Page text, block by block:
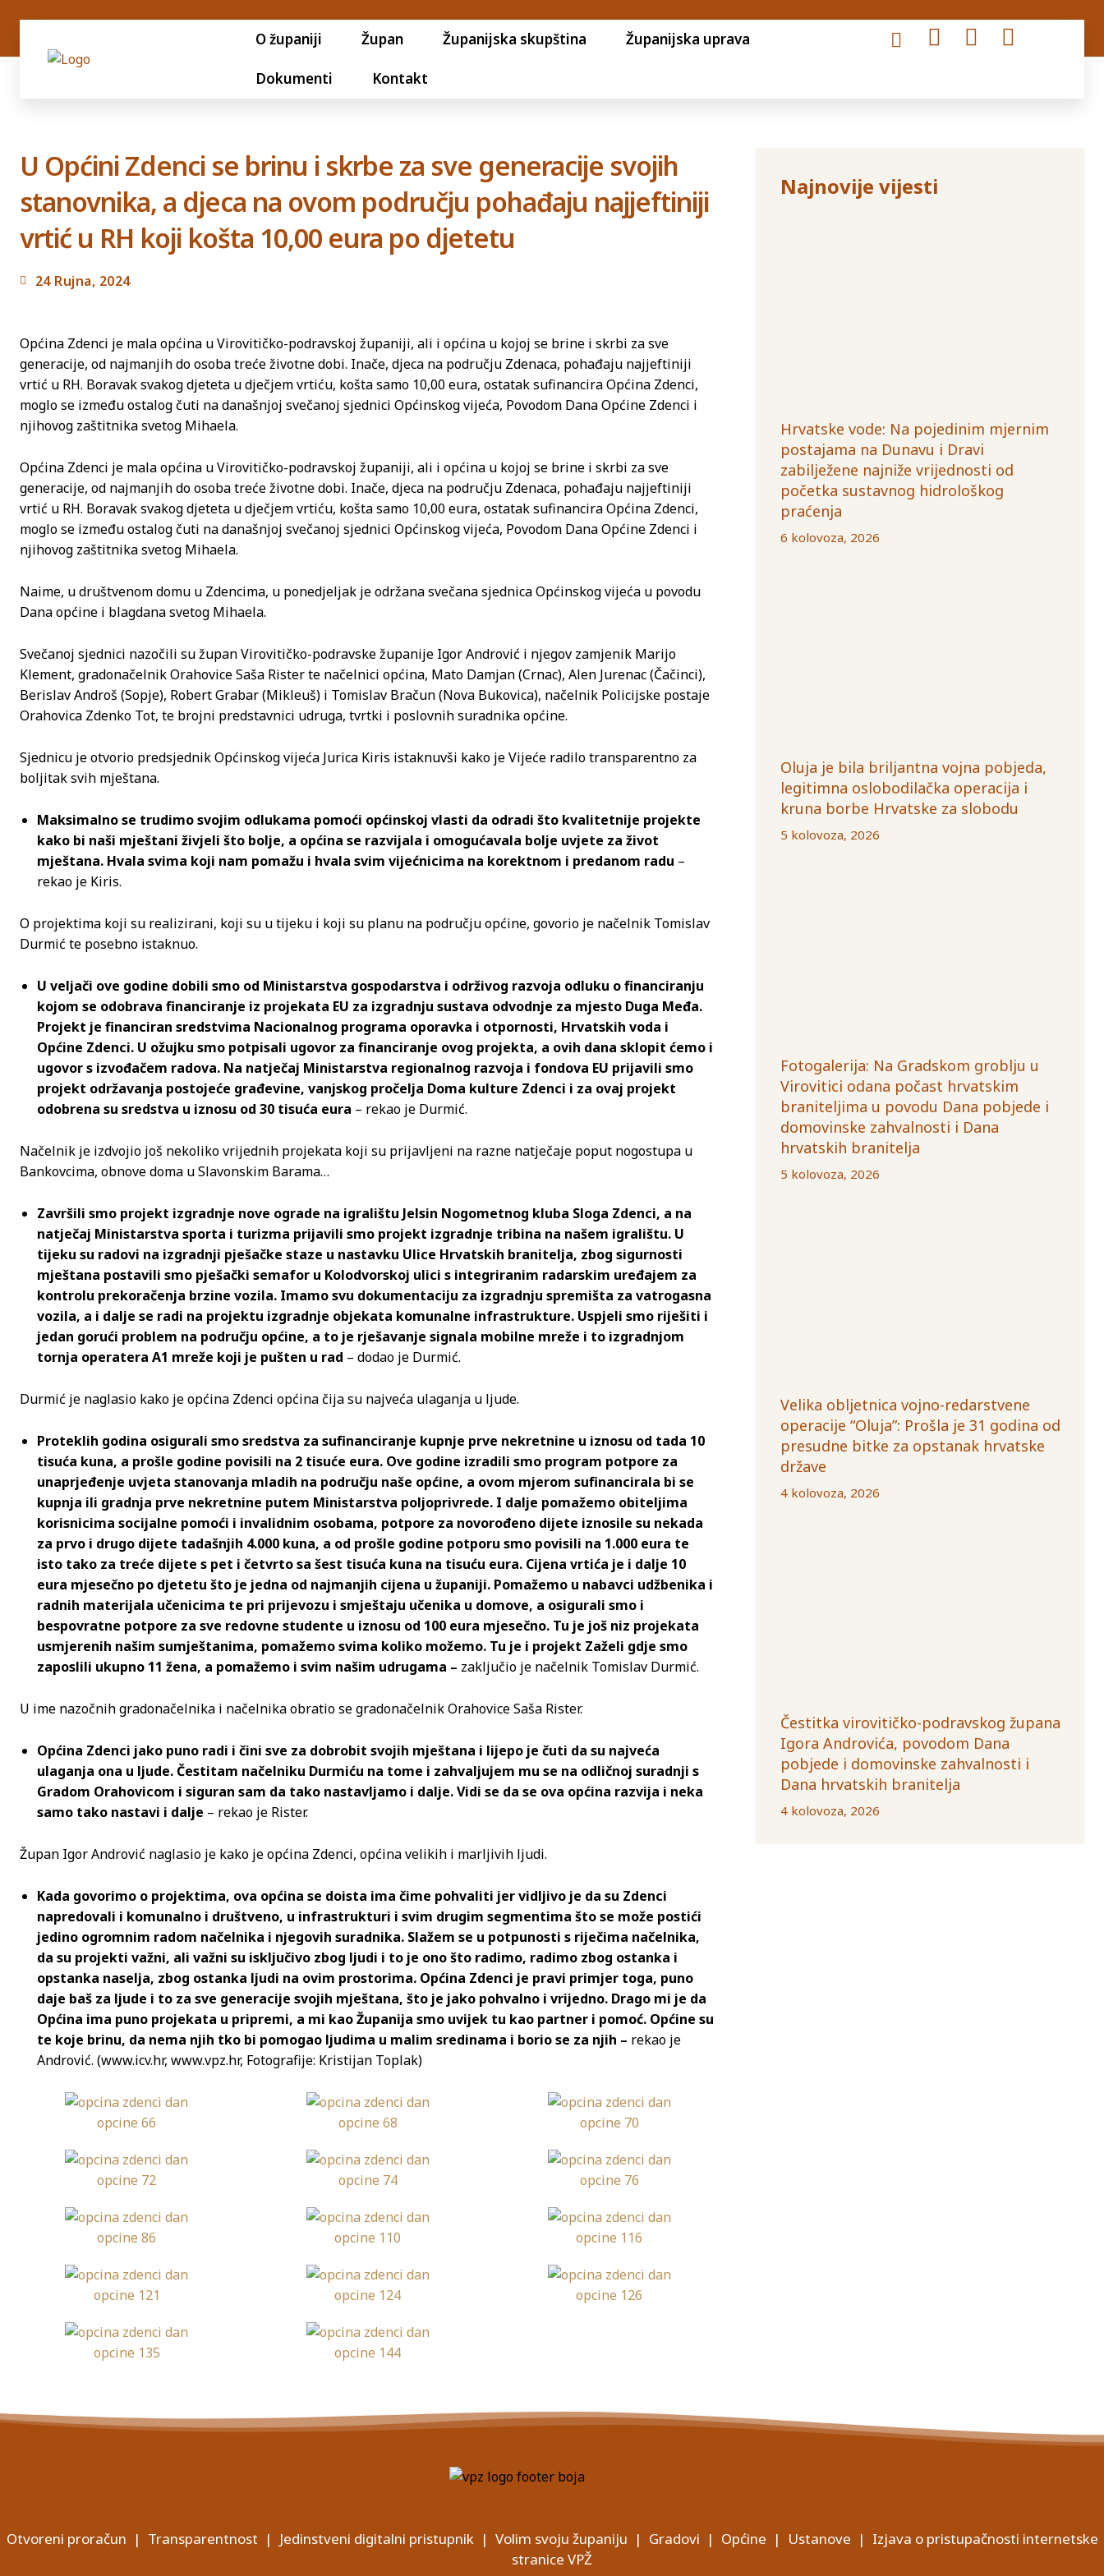
O županiji Župan Županijska skupština Županijska uprava
Dokumenti Kontakt
U Općini Zdenci se brinu i skrbe za sve generacije svojih
stanovnika, a djeca na ovom području pohađaju najjeftiniji
vrtić u RH koji košta 10,00 eura po djetetu
24 Rujna, 2024
Općina Zdenci je mala općina u Virovitičko-podravskoj županiji, ali i općina u kojoj se brine i skrbi za sve
generacije, od najmanjih do osoba treće životne dobi. Inače, djeca na području Zdenaca, pohađaju najjeftiniji
vrtić u RH. Boravak svakog djeteta u dječjem vrtiću, košta samo 10,00 eura, ostatak sufinancira Općina Zdenci,
moglo se između ostalog čuti na današnjoj svečanoj sjednici Općinskog vijeća, Povodom Dana Općine Zdenci i
njihovog zaštitnika svetog Mihaela.
Općina Zdenci je mala općina u Virovitičko-podravskoj županiji, ali i općina u kojoj se brine i skrbi za sve
generacije, od najmanjih do osoba treće životne dobi. Inače, djeca na području Zdenaca, pohađaju najjeftiniji
vrtić u RH. Boravak svakog djeteta u dječjem vrtiću, košta samo 10,00 eura, ostatak sufinancira Općina Zdenci,
moglo se između ostalog čuti na današnjoj svečanoj sjednici Općinskog vijeća, Povodom Dana Općine Zdenci i
njihovog zaštitnika svetog Mihaela.
Naime, u društvenom domu u Zdencima, u ponedjeljak je održana svečana sjednica Općinskog vijeća u povodu
Dana općine i blagdana svetog Mihaela.
Svečanoj sjednici nazočili su župan Virovitičko-podravske županije Igor Andrović i njegov zamjenik Marijo
Klement, gradonačelnik Orahovice Saša Rister te načelnici općina, Mato Damjan (Crnac), Alen Jurenac (Čačinci),
Berislav Androš (Sopje), Robert Grabar (Mikleuš) i Tomislav Bračun (Nova Bukovica), načelnik Policijske postaje
Orahovica Zdenko Tot, te brojni predstavnici udruga, tvrtki i poslovnih suradnika općine.
Sjednicu je otvorio predsjednik Općinskog vijeća Jurica Kiris istaknuvši kako je Vijeće radilo transparentno za
boljitak svih mještana.
Maksimalno se trudimo svojim odlukama pomoći općinskoj vlasti da odradi što kvalitetnije projekte
kako bi naši mještani živjeli što bolje, a općina se razvijala i omogućavala bolje uvjete za život
mještana. Hvala svima koji nam pomažu i hvala svim vijećnicima na korektnom i predanom radu –
rekao je Kiris.
O projektima koji su realizirani, koji su u tijeku i koji su planu na području općine, govorio je načelnik Tomislav
Durmić te posebno istaknuo.
U veljači ove godine dobili smo od Ministarstva gospodarstva i održivog razvoja odluku o financiranju
kojom se odobrava financiranje iz projekata EU za izgradnju sustava odvodnje za mjesto Duga Međa.
Projekt je financiran sredstvima Nacionalnog programa oporavka i otpornosti, Hrvatskih voda i
Općine Zdenci. U ožujku smo potpisali ugovor za financiranje ovog projekta, a ovih dana sklopit ćemo i
ugovor s izvođačem radova. Na natječaj Ministarstva regionalnog razvoja i fondova EU prijavili smo
projekt održavanja postojeće građevine, vanjskog pročelja Doma kulture Zdenci i za ovaj projekt
odobrena su sredstva u iznosu od 30 tisuća eura – rekao je Durmić.
Načelnik je izdvojio još nekoliko vrijednih projekata koji su prijavljeni na razne natječaje poput nogostupa u
Bankovcima, obnove doma u Slavonskim Barama…
Završili smo projekt izgradnje nove ograde na igralištu Jelsin Nogometnog kluba Sloga Zdenci, a na
natječaj Ministarstva sporta i turizma prijavili smo projekt izgradnje tribina na našem igralištu. U
tijeku su radovi na izgradnji pješačke staze u nastavku Ulice Hrvatskih branitelja, zbog sigurnosti
mještana postavili smo pješački semafor u Kolodvorskoj ulici s integriranim radarskim uređajem za
kontrolu prekoračenja brzine vozila. Imamo svu dokumentaciju za izgradnju spremišta za vatrogasna
vozila, a i dalje se radi na projektu izgradnje objekata komunalne infrastrukture. Uspjeli smo riješiti i
jedan gorući problem na području općine, a to je rješavanje signala mobilne mreže i to izgradnjom
tornja operatera A1 mreže koji je pušten u rad – dodao je Durmić.
Durmić je naglasio kako je općina Zdenci općina čija su najveća ulaganja u ljude.
Proteklih godina osigurali smo sredstva za sufinanciranje kupnje prve nekretnine u iznosu od tada 10
tisuća kuna, a prošle godine povisili na 2 tisuće eura. Ove godine izradili smo program potpore za
unaprjeđenje uvjeta stanovanja mladih na području naše općine, a ovom mjerom sufinancirala bi se
kupnja ili gradnja prve nekretnine putem Ministarstva poljoprivrede. I dalje pomažemo obiteljima
korisnicima socijalne pomoći i invalidnim osobama, potpore za novorođeno dijete iznosile su nekada
za prvo i drugo dijete tadašnjih 4.000 kuna, a od prošle godine potporu smo povisili na 1.000 eura te
isto tako za treće dijete s pet i četvrto sa šest tisuća kuna na tisuću eura. Cijena vrtića je i dalje 10
eura mjesečno po djetetu što je jedna od najmanjih cijena u županiji. Pomažemo u nabavci udžbenika i
radnih materijala učenicima te pri prijevozu i smještaju učenika u domove, a osigurali smo i
bespovratne potpore za sve redovne studente u iznosu od 100 eura mjesečno. Tu je još niz projekata
usmjerenih našim sumještanima, pomažemo svima koliko možemo. Tu je i projekt Zaželi gdje smo
zaposlili ukupno 11 žena, a pomažemo i svim našim udrugama – zaključio je načelnik Tomislav Durmić.
U ime nazočnih gradonačelnika i načelnika obratio se gradonačelnik Orahovice Saša Rister.
Općina Zdenci jako puno radi i čini sve za dobrobit svojih mještana i lijepo je čuti da su najveća
ulaganja ona u ljude. Čestitam načelniku Durmiću na tome i zahvaljujem mu se na odličnoj suradnji s
Gradom Orahovicom i siguran sam da tako nastavljamo i dalje. Vidi se da se ova općina razvija i neka
samo tako nastavi i dalje – rekao je Rister.
Župan Igor Andrović naglasio je kako je općina Zdenci, općina velikih i marljivih ljudi.
Kada govorimo o projektima, ova općina se doista ima čime pohvaliti jer vidljivo je da su Zdenci
napredovali i komunalno i društveno, u infrastrukturi i svim drugim segmentima što se može postići
jedino ogromnim radom načelnika i njegovih suradnika. Slažem se u potpunosti s riječima načelnika,
da su projekti važni, ali važni su isključivo zbog ljudi i to je ono što radimo, radimo zbog ostanka i
opstanka naselja, zbog ostanka ljudi na ovim prostorima. Općina Zdenci je pravi primjer toga, puno
daje baš za ljude i to za sve generacije svojih mještana, što je jako pohvalno i vrijedno. Drago mi je da
Općina ima puno projekata u pripremi, a mi kao Županija smo uvijek tu kao partner i pomoć. Općine su
te koje brinu, da nema njih tko bi pomogao ljudima u malim sredinama i borio se za njih – rekao je
Andrović. (www.icv.hr, www.vpz.hr, Fotografije: Kristijan Toplak)
Najnovije vijesti
Hrvatske vode: Na pojedinim mjernim
postajama na Dunavu i Dravi
zabilježene najniže vrijednosti od
početka sustavnog hidrološkog
praćenja
6 kolovoza, 2026
Oluja je bila briljantna vojna pobjeda,
legitimna oslobodilačka operacija i
kruna borbe Hrvatske za slobodu
5 kolovoza, 2026
Fotogalerija: Na Gradskom groblju u
Virovitici odana počast hrvatskim
braniteljima u povodu Dana pobjede i
domovinske zahvalnosti i Dana
hrvatskih branitelja
5 kolovoza, 2026
Velika obljetnica vojno-redarstvene
operacije “Oluja”: Prošla je 31 godina od
presudne bitke za opstanak hrvatske
države
4 kolovoza, 2026
Čestitka virovitičko-podravskog župana
Igora Androvića, povodom Dana
pobjede i domovinske zahvalnosti i
Dana hrvatskih branitelja
4 kolovoza, 2026
Otvoreni proračun | Transparentnost | Jedinstveni digitalni pristupnik| Volim svoju županiju | Gradovi | Općine | Ustanove | Izjava o pristupačnosti internetske
stranice VPŽ